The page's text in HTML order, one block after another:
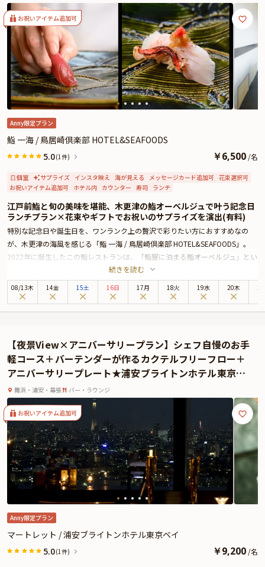
お祝いアイテム追加可
Anny限定プラン
鮨 一海 / 鳥居崎倶楽部 HOTEL&SEAFOODS
5.0(1件) ￥6,500 /名
個室 サプライズ インスタ映え 海が見える メッセージカード追加可 花束選択可
お祝いアイテム追加可 ホテル内 カウンター 寿司 ランチ
江戸前鮨と旬の美味を堪能、木更津の鮨オーベルジュで叶う記念日
ランチプラン×花束やギフトでお祝いのサプライズを演出(有料)
特別な記念日や誕生日を、ワンランク上の贅沢で彩りたい方におすすめなの
が、木更津の海風を感じる「鮨 一海 / 鳥居崎倶楽部 HOTEL&SEAFOODS」。
2022年に誕生したこの鮨レストランは、「鮨屋に泊まる鮨オーベルジュ」とい
うユニークなコンセプトのもと、洗練された空間と確かな職人技で訪れる人々
を魅了します。
赤酢を効かせた独自のシャリで握る鮨は、東京湾で獲れた新鮮な地魚を中心
お席はカウンター席または個室の中から、当日のお楽しみとして人数やシーン
に合わせた最適なお席へご案内。(※個室の事前確約をご利用の場合は、別途
個室指定料を頂戴しております。)プライベート感あふれる空間は、大切な方と
の記念日や誕生日という特別なひとときを、より一層華やかに彩ってくれるこ
とでしょう。完全予約制のため、落ち着いた雰囲気のなかでゆったりとお食事
が楽しめるのも魅力です。
また、追加料金にて花束のご用意も可能です。サプライズ演出や感謝の気持ち
を伝える贈り物として、心に残るワンシーンを演出します。心を尽くしたおも
てなしと共に、忘れられないひとときをお楽しみください。
さらに本プランでは、有料オプションでアニバーサリーにぴったりなギフト・
カスタマイズ可能なメッセージカードなどを付けられます。メッセージカード
は着席時に、ギフトはデザートタイムにご予約主様にお渡しいたしますので、
サプライズにお役立てください。詳しくは、本ページ中段の「お祝いアイテ
ム」の欄でお選び頂けます。
続きを読む
08/13木 14金 15土 16日 17月 18火 19水 20木
【夜景View×アニバーサリープラン】シェフ自慢のお手
軽コース＋バーテンダーが作るカクテルフリーフロー＋
アニバーサリープレート★浦安ブライトンホテル東京ベ
イ最上階のバーで過ごす洗練された大人のアニバーサリ
ー
舞浜・浦安・幕張 バー・ラウンジ
お祝いアイテム追加可
Anny限定プラン
マートレット / 浦安ブライトンホテル東京ベイ
5.0(1件) ￥9,200 /名